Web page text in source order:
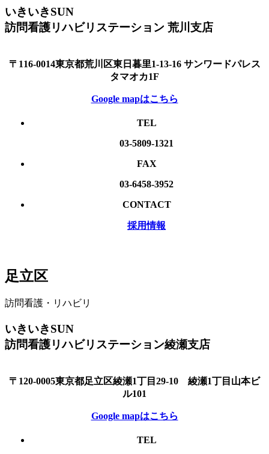
いきいきSUN
訪問看護リハビリステーション 荒川支店
〒116-0014東京都荒川区東日暮里1-13-16 サンワードパレス
タマオカ1F
Google mapはこちら
TEL
03-5809-1321
FAX
03-6458-3952
CONTACT
採用情報
足立区
訪問看護・リハビリ
いきいきSUN
訪問看護リハビリステーション綾瀬支店
〒120-0005東京都足立区綾瀬1丁目29-10 綾瀬1丁目山本ビ
ル101
Google mapはこちら
TEL